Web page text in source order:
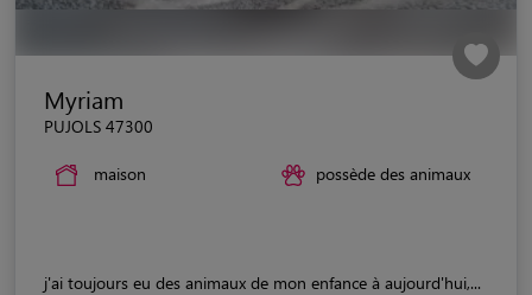
Myriam
PUJOLS 47300
maison possède des animaux
j'ai toujours eu des animaux de mon enfance à aujourd'hui,...